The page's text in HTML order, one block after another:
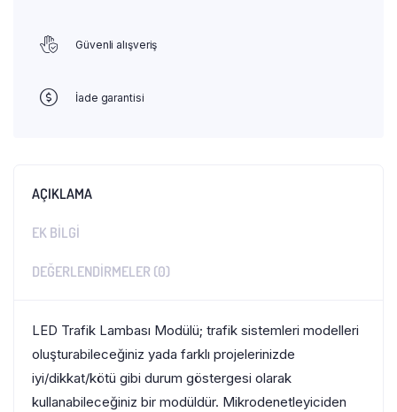
Güvenli alışveriş
İade garantisi
AÇIKLAMA
EK BILGI
DEĞERLENDIRMELER (0)
LED Trafik Lambası Modülü; trafik sistemleri modelleri
oluşturabileceğiniz yada farklı projelerinizde
iyi/dikkat/kötü gibi durum göstergesi olarak
kullanabileceğiniz bir modüldür. Mikrodenetleyiciden